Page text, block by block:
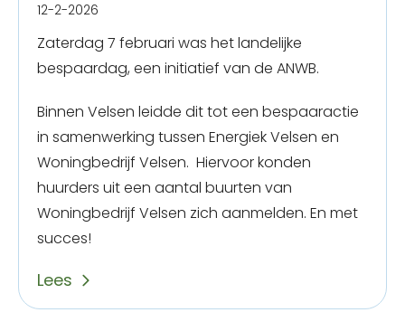
12-2-2026
Zaterdag 7 februari was het landelijke
bespaardag, een initiatief van de ANWB.
Binnen Velsen leidde dit tot een bespaaractie
in samenwerking tussen Energiek Velsen en
Woningbedrijf Velsen. Hiervoor konden
huurders uit een aantal buurten van
Woningbedrijf Velsen zich aanmelden. En met
succes!
Lees